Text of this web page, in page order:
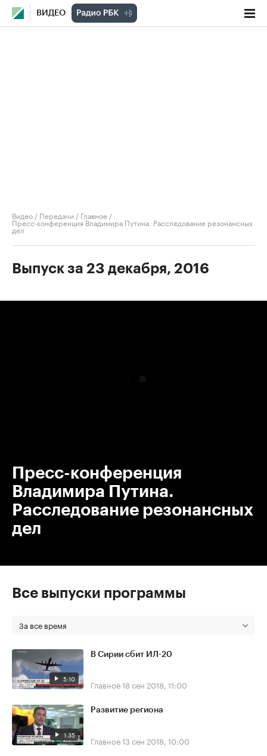
ВИДЕО
Видео / Передачи / Главное /
Пресс-конференция Владимира Путина. Расследование резонансных
дел
Выпуск за 23 декабря, 2016
Пресс-конференция
Владимира Путина.
Расследование резонансных
дел
Все выпуски программы
За все время
5:10
В Сирии сбит ИЛ-20
Главное18 сен 2018, 11:00
1:35
Развитие региона
Главное13 сен 2018, 10:00